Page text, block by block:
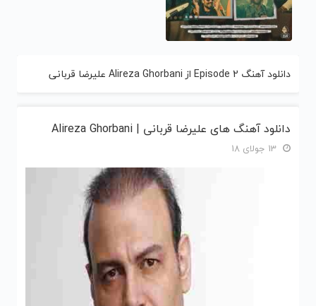
دانلود آهنگ Episode 2 از Alireza Ghorbani علیرضا قربانی
دانلود آهنگ های علیرضا قربانی | Alireza Ghorbani